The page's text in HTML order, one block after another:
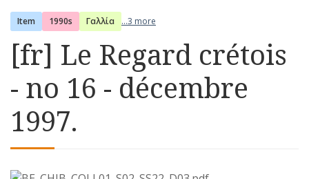
Item 1990s Γαλλία ...3 more
[fr] Le Regard crétois
- no 16 - décembre
1997.